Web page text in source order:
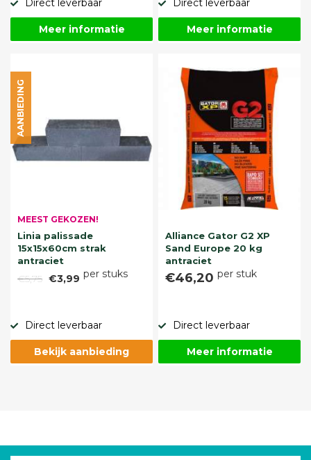
Direct leverbaar
Meer informatie
Direct leverbaar
Meer informatie
MEEST GEKOZEN!
Linia palissade
15x15x60cm strak
antraciet
€5,75 €3,99 per stuks
AANBIEDING
Direct leverbaar
Bekijk aanbieding
Alliance Gator G2 XP
Sand Europe 20 kg
antraciet
€46,20 per stuk
Direct leverbaar
Meer informatie